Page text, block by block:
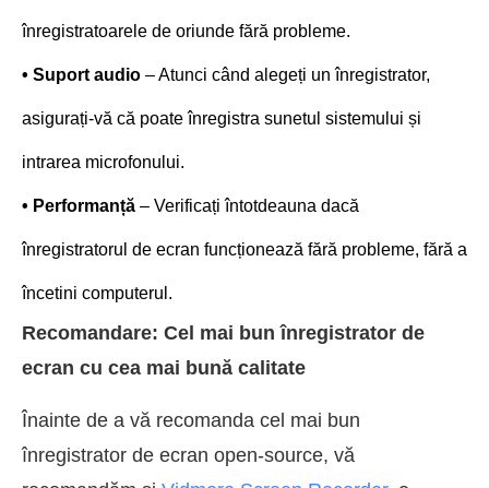
înregistratoarele de oriunde fără probleme.
• Suport audio – Atunci când alegeți un înregistrator,
asigurați-vă că poate înregistra sunetul sistemului și
intrarea microfonului.
• Performanță – Verificați întotdeauna dacă
înregistratorul de ecran funcționează fără probleme, fără a
încetini computerul.
Recomandare: Cel mai bun înregistrator de
ecran cu cea mai bună calitate
Înainte de a vă recomanda cel mai bun
înregistrator de ecran open-source, vă